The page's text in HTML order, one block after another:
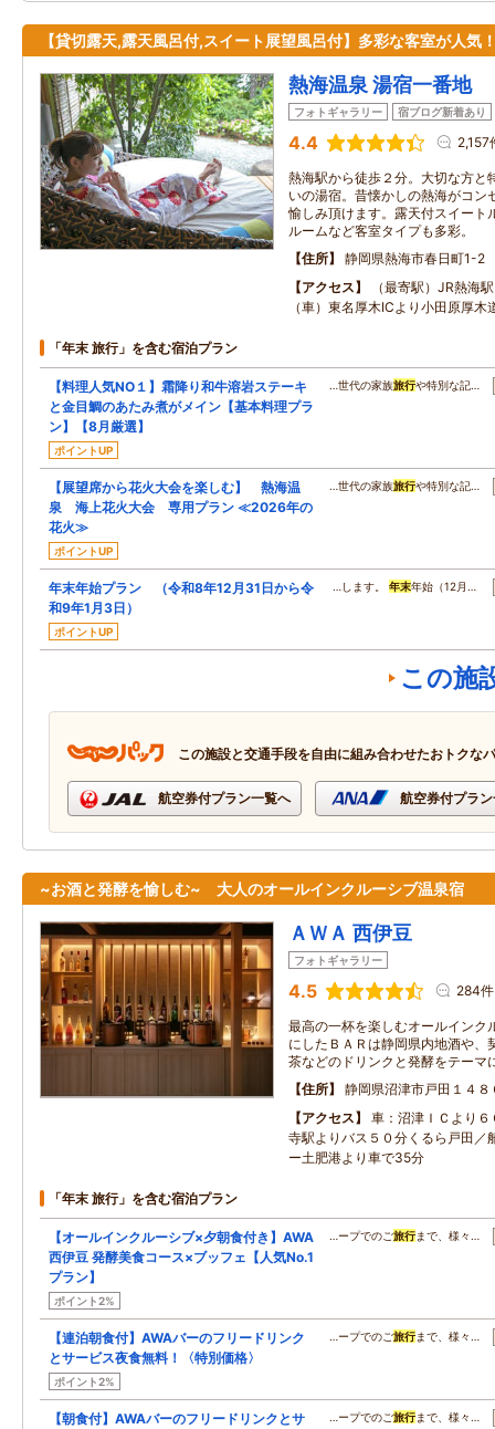
【貸切露天,露天風呂付,スイート展望風呂付】多彩な客室が人気
熱海温泉 湯宿一番地
フォトギャラリー 宿ブログ新着あり
4.4 2,157
熱海駅から徒歩２分。大切な方と
いの湯宿。昔懐かしの熱海がコン
愉しみ頂けます。露天付スイート
ルームなど客室タイプも多彩。
住所
静岡県熱海市春日町1-2
アクセス
（最寄駅）JR熱海
（車）東名厚木ICより小田原厚木
「年末 旅行」を含む宿泊プラン
【料理人気NO１】霜降り和牛溶岩ステーキ
と金目鯛のあたみ煮がメイン【基本料理プラ
ン】【8月厳選】
ポイントUP
…世代の家族旅行や特別な記…
【展望席から花火大会を楽しむ】 熱海温
泉 海上花火大会 専用プラン ≪2026年の
花火≫
ポイントUP
…世代の家族旅行や特別な記…
年末年始プラン （令和8年12月31日から令
和9年1月3日）
ポイントUP
…します。 年末年始（12月…
この施
この施設と交通手段を自由に組み合わせたおトクな
航空券付プラン一覧へ 航空券付プラ
~お酒と発酵を愉しむ~ 大人のオールインクルーシブ温泉宿
ＡＷＡ 西伊豆
フォトギャラリー
4.5 284件
最高の一杯を楽しむオールインク
にしたＢＡＲは静岡県内地酒や、
茶などのドリンクと発酵をテーマ
住所
静岡県沼津市戸田１４８
アクセス
車：沼津ＩＣより
寺駅よりバス５０分くるら戸田／
ー土肥港より車で35分
「年末 旅行」を含む宿泊プラン
【オールインクルーシブ×夕朝食付き】AWA
西伊豆 発酵美食コース×ブッフェ【人気No.1
プラン】
ポイント2%
…ープでのご旅行まで、様々…
【連泊朝食付】AWAバーのフリードリンク
とサービス夜食無料！〈特別価格〉
ポイント2%
…ープでのご旅行まで、様々…
【朝食付】AWAバーのフリードリンクとサ
…ープでのご旅行まで、様々…